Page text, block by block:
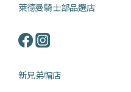
萊德曼騎士部品選店
新兄弟帽店